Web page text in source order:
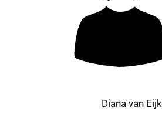
Diana van Eijk